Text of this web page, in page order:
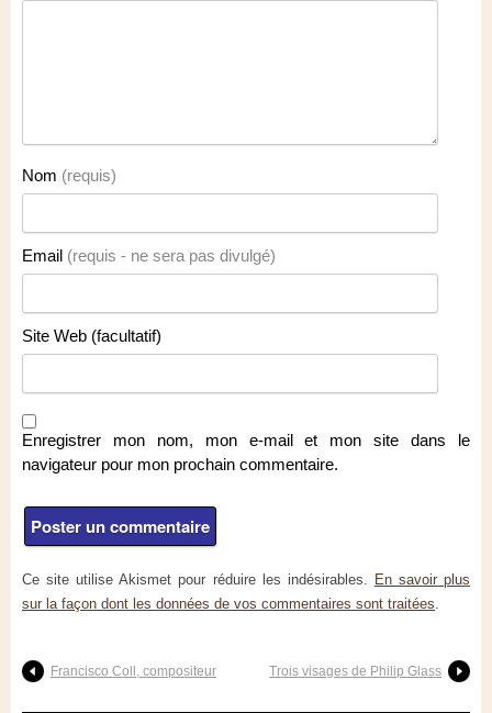
Nom (requis)
Email (requis - ne sera pas divulgé)
Site Web (facultatif)
Enregistrer mon nom, mon e-mail et mon site dans le
navigateur pour mon prochain commentaire.
Ce site utilise Akismet pour réduire les indésirables. En savoir plus
sur la façon dont les données de vos commentaires sont traitées.
Francisco Coll, compositeur Trois visages de Philip Glass